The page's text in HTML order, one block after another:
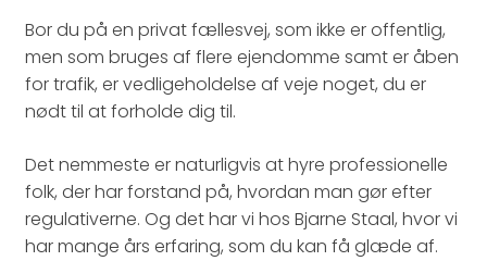
Bor du på en privat fællesvej, som ikke er offentlig,
men som bruges af flere ejendomme samt er åben
for trafik, er vedligeholdelse af veje noget, du er
nødt til at forholde dig til.
Det nemmeste er naturligvis at hyre professionelle
folk, der har forstand på, hvordan man gør efter
regulativerne. Og det har vi hos Bjarne Staal, hvor vi
har mange års erfaring, som du kan få glæde af.